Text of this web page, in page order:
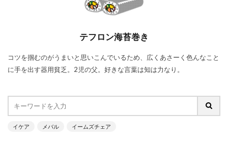
テフロン海苔巻き
コツを掴むのがうまいと思いこんでいるため、広くあさーく色んなこと
に手を出す器用貧乏。2児の父。好きな言葉は知は力なり。
イケア メバル イームズチェア